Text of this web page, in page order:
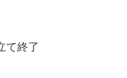
て終了